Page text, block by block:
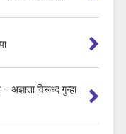
अज्ञाता विरूध्द गुन्हा